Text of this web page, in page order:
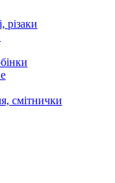
різаки
смітнички